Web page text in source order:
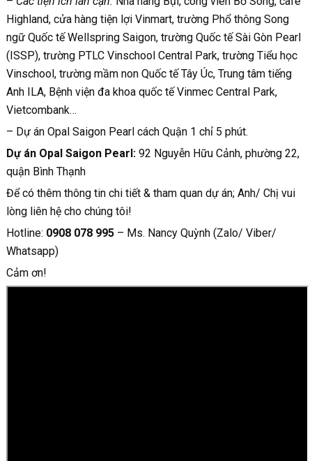
Highland, cửa hàng tiện lợi Vinmart, trường Phổ thông Song
ngữ Quốc tế Wellspring Saigon, trường Quốc tế Sài Gòn Pearl
(ISSP), trường PTLC Vinschool Central Park, trường Tiểu học
Vinschool, trường mầm non Quốc tế Tây Úc, Trung tâm tiếng
Anh ILA, Bệnh viện đa khoa quốc tế Vinmec Central Park,
Vietcombank…
– Dự án Opal Saigon Pearl cách Quận 1 chỉ 5 phút.
Dự án Opal Saigon Pearl:92 Nguyễn Hữu Cảnh, phường 22,
quận Bình Thạnh
Để có thêm thông tin chi tiết & tham quan dự án; Anh/ Chị vui
lòng liên hệ cho chúng tôi!
Hotline: 0908 078 995– Ms. Nancy Quỳnh (Zalo/ Viber/
Whatsapp)
Cảm ơn!